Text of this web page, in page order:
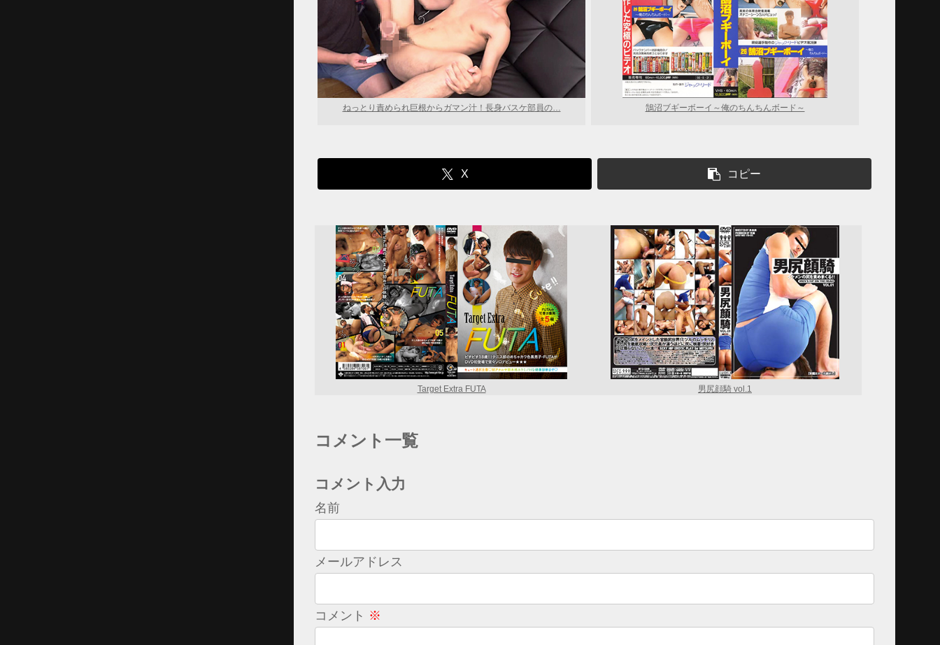
ねっとり責められ巨根からガマン汁！長身バスケ部員の… 鵠沼ブギーボーイ～俺のちんちんボード～
X コピー
Target Extra FUTA 男尻顔騎 vol.1
コメント一覧
コメント入力
名前
メールアドレス
コメント ※